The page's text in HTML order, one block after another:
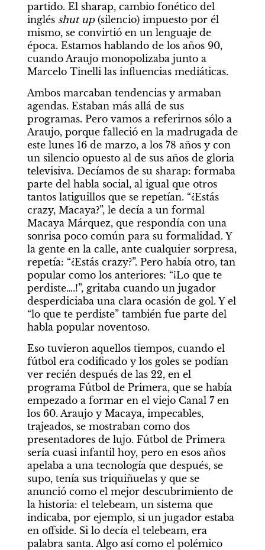
partido. El sharap, cambio fonético del
inglés shut up (silencio) impuesto por él
mismo, se convirtió en un lenguaje de
época. Estamos hablando de los años 90,
cuando Araujo monopolizaba junto a
Marcelo Tinelli las influencias mediáticas.
Ambos marcaban tendencias y armaban
agendas. Estaban más allá de sus
programas. Pero vamos a referirnos sólo a
Araujo, porque falleció en la madrugada de
este lunes 16 de marzo, a los 78 años y con
un silencio opuesto al de sus años de gloria
televisiva. Decíamos de su sharap: formaba
parte del habla social, al igual que otros
tantos latiguillos que se repetían. “¿Estás
crazy, Macaya?”, le decía a un formal
Macaya Márquez, que respondía con una
sonrisa poco común para su formalidad. Y
la gente en la calle, ante cualquier sorpresa,
repetía: “¿Estás crazy?”. Pero había otro, tan
popular como los anteriores: “¡Lo que te
perdiste….!”, gritaba cuando un jugador
desperdiciaba una clara ocasión de gol. Y el
“lo que te perdiste” también fue parte del
habla popular noventoso.
Eso tuvieron aquellos tiempos, cuando el
fútbol era codificado y los goles se podían
ver recién después de las 22, en el
programa Fútbol de Primera, que se había
empezado a formar en el viejo Canal 7 en
los 60. Araujo y Macaya, impecables,
trajeados, se mostraban como dos
presentadores de lujo. Fútbol de Primera
sería cuasi infantil hoy, pero en esos años
apelaba a una tecnología que después, se
supo, tenía sus triquiñuelas y que se
anunció como el mejor descubrimiento de
la historia: el telebeam, un sistema que
indicaba, por ejemplo, si un jugador estaba
en offside. Si lo decía el telebeam, era
palabra santa. Algo así como el polémico